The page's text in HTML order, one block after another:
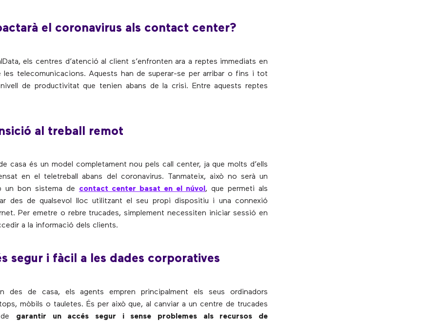
el coronavirus als contact center?
els centres d’atenció al client s’enfronten ara a reptes immediats en
les telecomunicacions. Aquests han de superar-se per arribar o fins i tot
de productivitat que tenien abans de la crisi. Entre aquests reptes
al treball remot
casa és un model completament nou pels call center, ja que molts d’ells
en el teletreball abans del coronavirus. Tanmateix, això no serà un
un bon sistema de contact center basat en el núvol, que permeti als
des de qualsevol lloc utilitzant el seu propi dispositiu i una connexió
Per emetre o rebre trucades, simplement necessiten iniciar sessió en
a la informació dels clients.
segur i fàcil a les dades corporatives
des de casa, els agents empren principalment els seus ordinadors
mòbils o tauletes. És per això que, al canviar a un centre de trucades
de garantir un accés segur i sense problemes als recursos de